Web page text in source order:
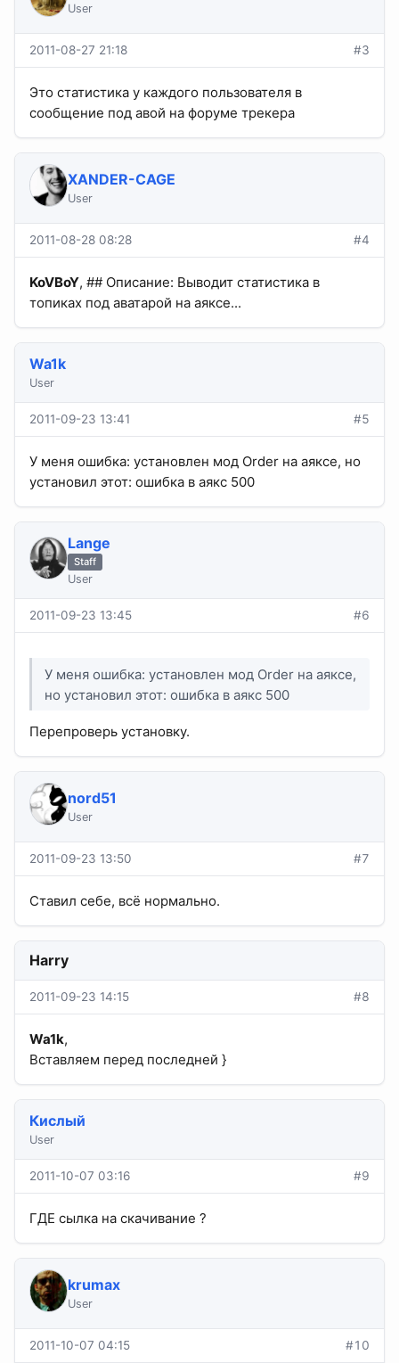
User
2011-08-27 21:18 #3
Это статистика у каждого пользователя в
сообщение под авой на форуме трекера
XANDER-CAGE
User
2011-08-28 08:28 #4
KoVBoY, ## Описание: Выводит статистика в
топиках под аватарой на аяксе...
Wa1k
User
2011-09-23 13:41 #5
У меня ошибка: установлен мод Order на аяксе, но
установил этот: ошибка в аякс 500
Lange
Staff
User
2011-09-23 13:45 #6
У меня ошибка: установлен мод Order на аяксе,
но установил этот: ошибка в аякс 500
Перепроверь установку.
nord51
User
2011-09-23 13:50 #7
Ставил себе, всё нормально.
Harry
2011-09-23 14:15 #8
Wa1k,
Вставляем перед последней }
Кислый
User
2011-10-07 03:16 #9
ГДЕ сылка на скачивание ?
krumax
User
2011-10-07 04:15 #10